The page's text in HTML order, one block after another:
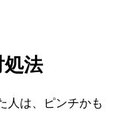
法
人は、ピンチかも